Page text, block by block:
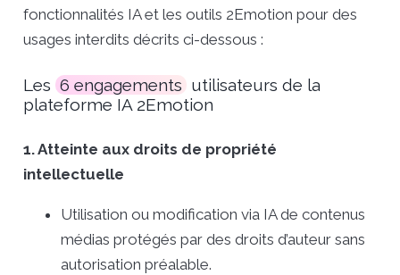
fonctionnalités IA et les outils 2Emotion pour des
usages interdits décrits ci-dessous :
Les 6 engagements utilisateurs de la
plateforme IA 2Emotion
1. Atteinte aux droits de propriété
intellectuelle
Utilisation ou modification via IA de contenus
médias protégés par des droits d’auteur sans
autorisation préalable.